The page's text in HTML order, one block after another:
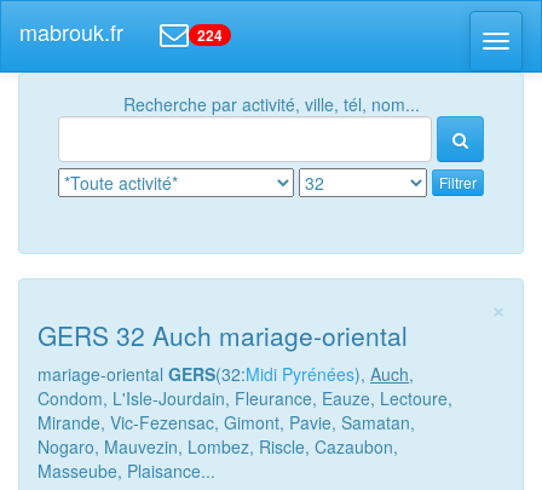
mabrouk.fr 224
Recherche par activité, ville, tél, nom...
Filtrer
×
GERS 32 Auch mariage-oriental
mariage-oriental GERS(32:Midi Pyrénées), Auch,
Condom, L'Isle-Jourdain, Fleurance, Eauze, Lectoure,
Mirande, Vic-Fezensac, Gimont, Pavie, Samatan,
Nogaro, Mauvezin, Lombez, Riscle, Cazaubon,
Masseube, Plaisance...